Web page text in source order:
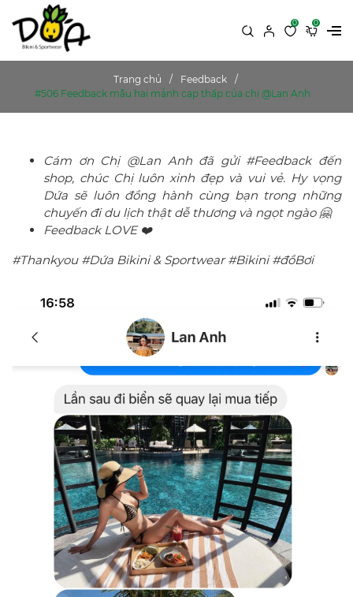
0 0
Trang chủ
Feedback
#506 Feedback mẫu hai mảnh cạp thấp của chị @Lan Anh
Cám ơn Chị @Lan Anh đã gửi #Feedback đến
shop, chúc Chị luôn xinh đẹp và vui vẻ. Hy vọng
Dứa sẽ luôn đồng hành cùng bạn trong những
chuyến đi du lịch thật dễ thương và ngọt ngào 🤗
Feedback LOVE ❤️
#Thankyou #Dứa Bikini & Sportwear #Bikini #đồBơi